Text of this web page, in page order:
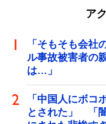
ア
「そもそも会
ル事故被害者の
は…」
「中国人にボコ
とされた」 「